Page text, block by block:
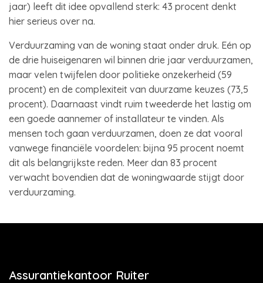
jaar) leeft dit idee opvallend sterk: 43 procent denkt
hier serieus over na.
Verduurzaming van de woning staat onder druk. Eén op
de drie huiseigenaren wil binnen drie jaar verduurzamen,
maar velen twijfelen door politieke onzekerheid (59
procent) en de complexiteit van duurzame keuzes (73,5
procent). Daarnaast vindt ruim tweederde het lastig om
een goede aannemer of installateur te vinden. Als
mensen toch gaan verduurzamen, doen ze dat vooral
vanwege financiële voordelen: bijna 95 procent noemt
dit als belangrijkste reden. Meer dan 83 procent
verwacht bovendien dat de woningwaarde stijgt door
verduurzaming.
Assurantiekantoor Ruiter